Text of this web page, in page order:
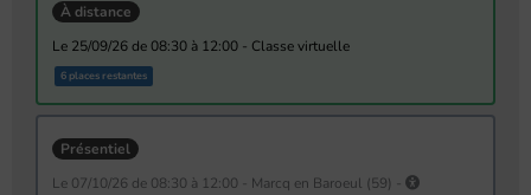
À distance
le 25/09/26 de 08:30 à 12:00 - Classe virtuelle
6 places restantes
Présentiel
le 07/10/26 de 08:30 à 12:00 - Marcq en Baroeul (59) -